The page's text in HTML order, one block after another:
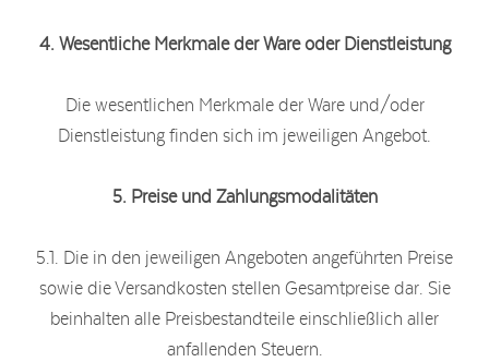
4. Wesentliche Merkmale der Ware oder Dienstleistung
Die wesentlichen Merkmale der Ware und/oder
Dienstleistung finden sich im jeweiligen Angebot.
5. Preise und Zahlungsmodalitäten
5.1. Die in den jeweiligen Angeboten angeführten Preise
sowie die Versandkosten stellen Gesamtpreise dar. Sie
beinhalten alle Preisbestandteile einschließlich aller
anfallenden Steuern.